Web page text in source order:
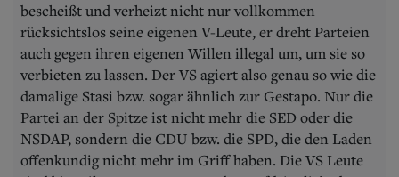
bescheißt und verheizt nicht nur vollkommen
rücksichtslos seine eigenen V-Leute, er dreht Parteien
auch gegen ihren eigenen Willen illegal um, um sie so
verbieten zu lassen. Der VS agiert also genau so wie die
damalige Stasi bzw. sogar ähnlich zur Gestapo. Nur die
Partei an der Spitze ist nicht mehr die SED oder die
NSDAP, sondern die CDU bzw. die SPD, die den Laden
offenkundig nicht mehr im Griff haben. Die VS Leute